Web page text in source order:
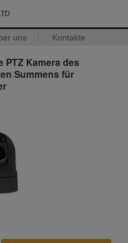
uns Kontakte
PTZ Kamera des
Summens für